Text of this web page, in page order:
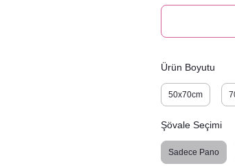
Ürün Boyutu
50x70cm
Şövale Seçimi
Sadece Pano